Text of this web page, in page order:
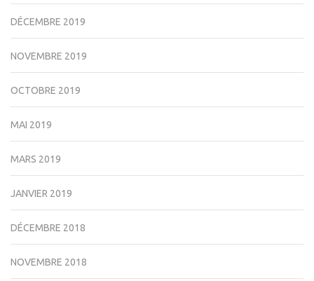
DÉCEMBRE 2019
NOVEMBRE 2019
OCTOBRE 2019
MAI 2019
MARS 2019
JANVIER 2019
DÉCEMBRE 2018
NOVEMBRE 2018